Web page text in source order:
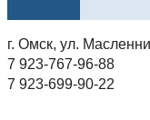
г. Омск, ул.
7 923-767-96-88
7 923-699-90-22